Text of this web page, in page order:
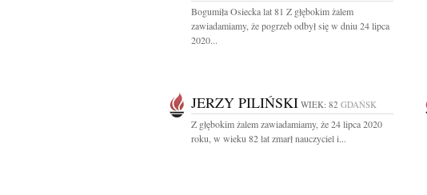
Bogumiła Osiecka lat 81 Z głębokim żalem
zawiadamiamy, że pogrzeb odbył się w dniu 24 lipca
2020...
JERZY PILIŃSKI WIEK: 82 GDAŃSK
Z głębokim żalem zawiadamiamy, że 24 lipca 2020
roku, w wieku 82 lat zmarł nauczyciel i...